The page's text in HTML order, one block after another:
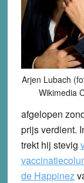
Arjen Lubach
Wikimedia
afgelopen
prijs verdient.
trekt hij stevig
de Happinez